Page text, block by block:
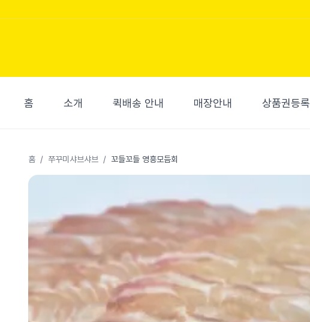
홈 소개 퀵배송 안내 매장안내 상품권등록
홈 / 쭈꾸미샤브샤브 / 꼬들꼬들 영흥모듬회